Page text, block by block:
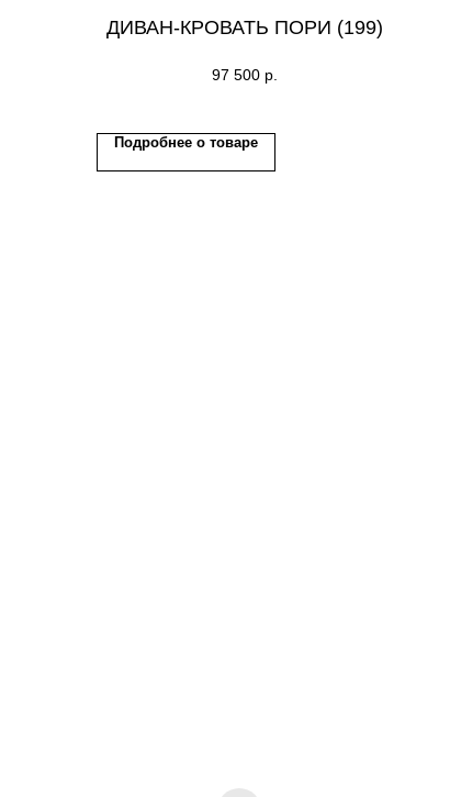
ДИВАН-КРОВАТЬ ПОРИ (199)
97 500 р.
Подробнее о товаре